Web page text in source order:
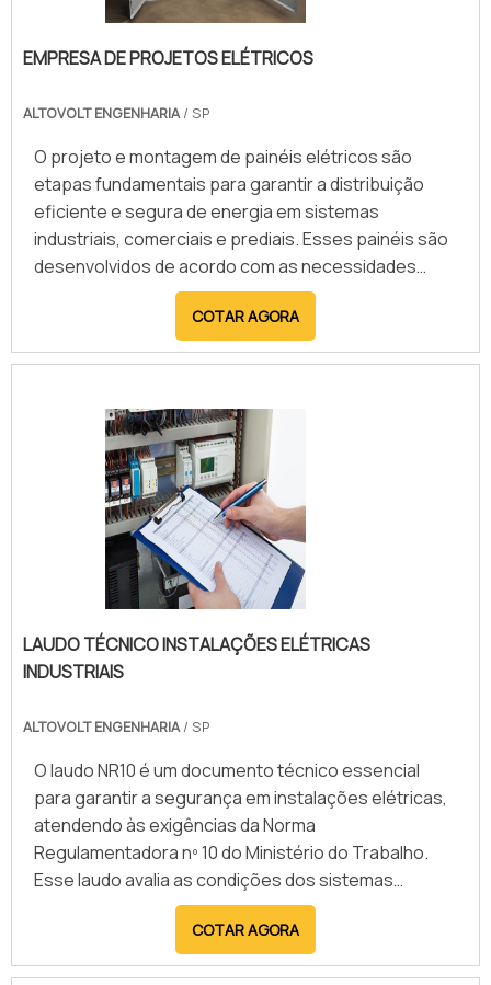
EMPRESA DE PROJETOS ELÉTRICOS
ALTOVOLT ENGENHARIA/ SP
O projeto e montagem de painéis elétricos são
etapas fundamentais para garantir a distribuição
eficiente e segura de energia em sistemas
industriais, comerciais e prediais. Esses painéis são
desenvolvidos de acordo com as necessidades
específicas de cada aplicação, integrando
dispositivos de proteção, comando e automação.
Utilizando materiais de alta qualidade e seguindo
desde o dimensionamento dos componentes até a
instalação final, assegurando o funcionamento
confiável dos equipamentos conectados. Entre os
principais benefícios, destacam-se a organização
dos circuitos elétricos, a redução de falhas e riscos
de curto-circuito, além da facilidade na manutenção
e expansão do sistema. A montagem adequada
melhora a eficiência energética e prolonga a vida útil
serviço oferecem soluções personalizadas,
utilizando tecnologia avançada para garantir maior
sistema elétrico, atendendo às exigências
normativas e operacionais de cada projeto.
COTAR AGORA
LAUDO TÉCNICO INSTALAÇÕES ELÉTRICAS
INDUSTRIAIS
ALTOVOLT ENGENHARIA/ SP
O laudo NR10 é um documento técnico essencial
para garantir a segurança em instalações elétricas,
atendendo às exigências da Norma
Regulamentadora nº 10 do Ministério do Trabalho.
Esse laudo avalia as condições dos sistemas
elétricos, identificando riscos de choques, curtos-
circuitos e incêndios, além de propor medidas de
prevenção. Ele inclui inspeção detalhada, testes
COTAR AGORA